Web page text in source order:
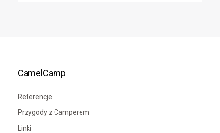
CamelCamp
Referencje
Przygody z Camperem
Linki